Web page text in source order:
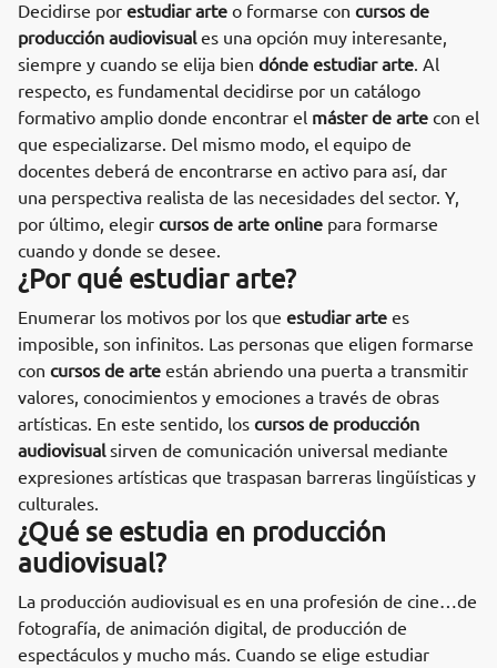
Decidirse por estudiar arte o formarse con cursos de
producción audiovisual es una opción muy interesante,
siempre y cuando se elija bien dónde estudiar arte . Al
respecto, es fundamental decidirse por un catálogo
formativo amplio donde encontrar el máster de arte con el
que especializarse. Del mismo modo, el equipo de
docentes deberá de encontrarse en activo para así, dar
una perspectiva realista de las necesidades del sector. Y,
por último, elegir cursos de arte online para formarse
cuando y donde se desee.
¿Por qué estudiar arte?
Enumerar los motivos por los que estudiar arte es
imposible, son infinitos. Las personas que eligen formarse
con cursos de arte están abriendo una puerta a transmitir
valores, conocimientos y emociones a través de obras
artísticas. En este sentido, los cursos de producción
audiovisual sirven de comunicación universal mediante
expresiones artísticas que traspasan barreras lingüísticas y
culturales.
¿Qué se estudia en producción
audiovisual?
La producción audiovisual es en una profesión de cine…de
fotografía, de animación digital, de producción de
espectáculos y mucho más. Cuando se elige estudiar